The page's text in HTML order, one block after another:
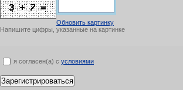
Обновить картинку
Напишите цифры, указанные на картинке
я согласен(а) с условиями
Зарегистрироваться